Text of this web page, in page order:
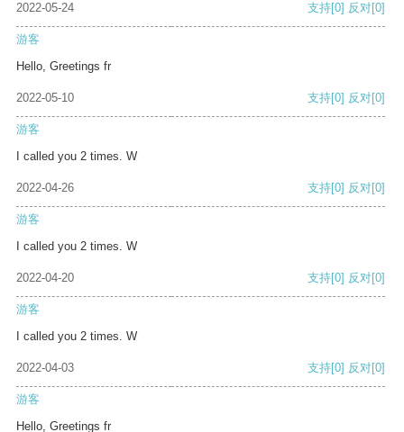
2022-05-24 支持[0] 反对[0]
游客
Hello, Greetings fr
2022-05-10 支持[0] 反对[0]
游客
I called you 2 times. W
2022-04-26 支持[0] 反对[0]
游客
I called you 2 times. W
2022-04-20 支持[0] 反对[0]
游客
I called you 2 times. W
2022-04-03 支持[0] 反对[0]
游客
Hello, Greetings fr